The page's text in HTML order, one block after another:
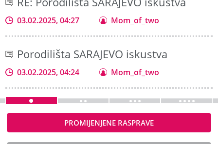
03.02.2025, 04:27 Mom_of_two
Porodilišta SARAJEVO iskustva
03.02.2025, 04:24 Mom_of_two
PROMIJENJENE RASPRAVE